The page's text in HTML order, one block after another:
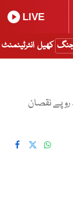
LIVE
جنگ کھیل انٹرٹینمنٹ
اور خزانے کو 23 لاکھ روپے نقصان